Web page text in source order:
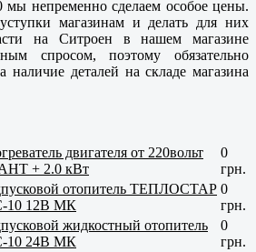
мы непременно сделаем особое цены.
магазинам и делать для них
на Ситроен в нашем магазине
спросом, поэтому обязательно
наличие деталей на складе магазина
двигателя от 220вольт
+ 2.0 кВт
0
грн.
отопитель ТЕПЛОСТАР
10 12В МК
0
грн.
жидкостный отопитель
10 24В МК
0
грн.